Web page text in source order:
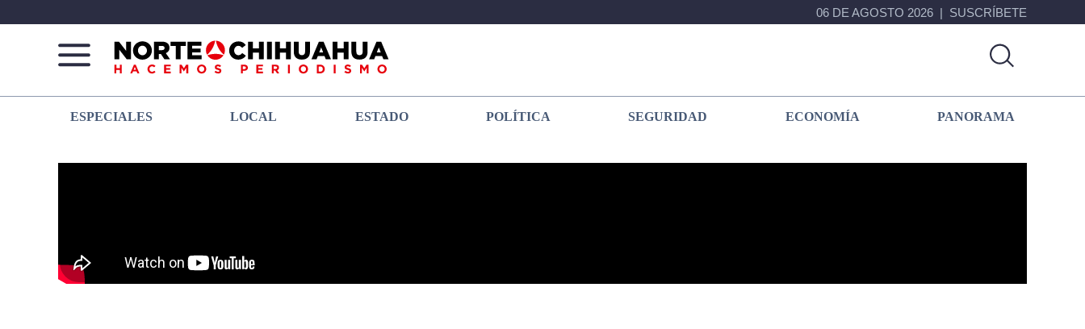
06 DE AGOSTO 2026 SUSCRÍBETE
Norte
De
Más
que
ESPECIALES LOCAL ESTADO POLÍTICA SEGURIDAD ECONOMÍA PANORAMA